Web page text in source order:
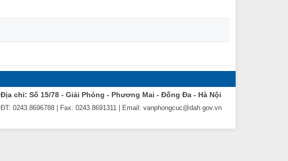
Địa chỉ: Số 15/78 - Giải Phóng - Phương Mai - Đống Đa - Hà Nội
ĐT: 0243.8696788 | Fax: 0243.8691311 | Email: vanphongcuc@dah.gov.vn